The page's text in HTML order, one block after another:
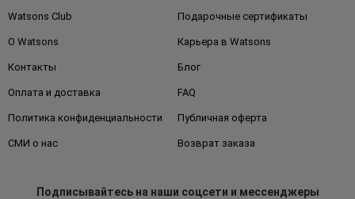
Watsons Club Подарочные сертификаты
О Watsons Карьера в Watsons
Контакты Блог
Оплата и доставка FAQ
Политика конфиденциальности Публичная оферта
СМИ о нас Возврат заказа
Подписывайтесьна наши соцсети и мессенджеры